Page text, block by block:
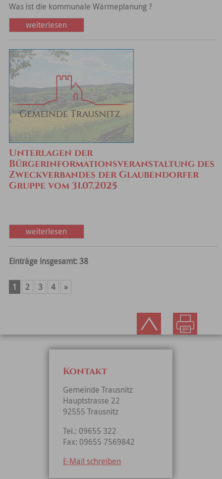
Was ist die kommunale Wärmeplanung ?
weiterlesen
Unterlagen der
Bürgerinformationsveranstaltung des
Zweckverbandes der Glaubendorfer
Gruppe vom 31.07.2025
weiterlesen
Einträge insgesamt: 38
1 2 3 4 »
Kontakt
Gemeinde Trausnitz
Hauptstrasse 22
92555 Trausnitz
Tel.: 09655 322
Fax: 09655 7569842
E-Mail schreiben